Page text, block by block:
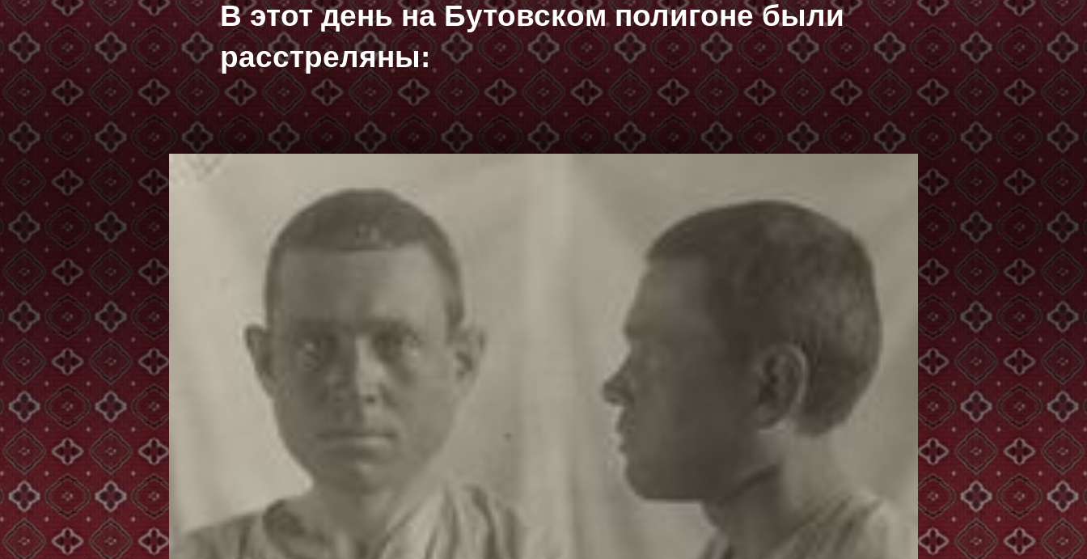
В этот день на Бутовском полигоне были
расстреляны: